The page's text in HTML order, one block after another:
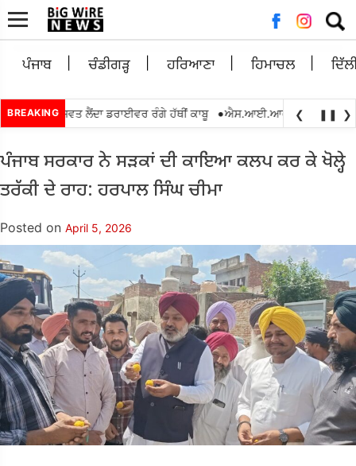
for:
ਪੰਜਾਬ ਚੰਡੀਗੜ੍ਹ ਹਰਿਆਣਾ ਹਿਮਾਚਲ
BREAKING
ਰੁਪਏ ਰਿਸ਼ਵਤ ਲੈਂਦਾ ਡਰਾਈਵਰ ਰੰਗੇ ਹੱਥੀਂ ਕਾਬੂ • ਐਸ.ਆਈ.ਆਰ.2026 ਦੌਰਾਨ
❮ ❚❚ ❯
ਪੰਜਾਬ ਸਰਕਾਰ ਨੇ ਸੜਕਾਂ ਦੀ ਕਾਇਆ ਕਲਪ ਕਰ ਕੇ ਖੋਲ੍ਹੇ
ਤਰੱਕੀ ਦੇ ਰਾਹ: ਹਰਪਾਲ ਸਿੰਘ ਚੀਮਾ
Posted on April 5, 2026